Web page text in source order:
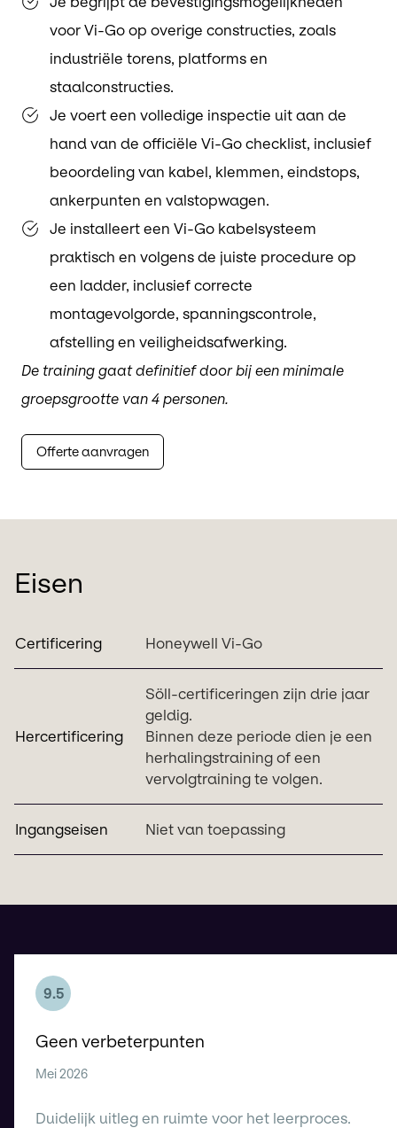
voor Vi-Go op overige constructies, zoals
industriële torens, platforms en
staalconstructies.
Je voert een volledige inspectie uit aan de
hand van de officiële Vi-Go checklist, inclusief
beoordeling van kabel, klemmen, eindstops,
ankerpunten en valstopwagen.
Je installeert een Vi-Go kabelsysteem
praktisch en volgens de juiste procedure op
een ladder, inclusief correcte
montagevolgorde, spanningscontrole,
afstelling en veiligheidsafwerking.
De training gaat definitief door bij een minimale
groepsgrootte van 4 personen.
Offerte aanvragen
Eisen
Certificering Honeywell Vi-Go
Hercertificering
Söll-certificeringen zijn drie jaar
geldig.
Binnen deze periode dien je een
herhalingstraining of een
vervolgtraining te volgen.
Ingangseisen Niet van toepassing
9.5
Geen verbeterpunten
Mei 2026
Duidelijk uitleg en ruimte voor het leerproces.